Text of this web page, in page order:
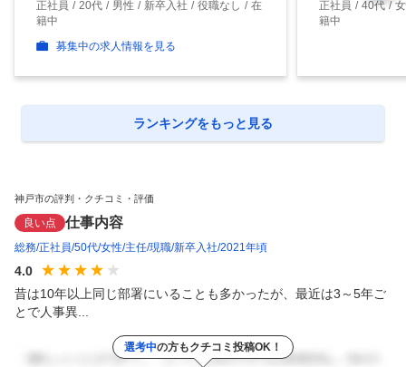
正社員
20代 男性 新卒入社 役職なし
在
籍中
募集中の求人情報を見る
正社員
40代
籍中
ランキングをもっと見る
神戸市の評判・クチコミ・評価
良い点 仕事内容
総務 正社員 50代 女性 主任 現職 新卒入社 2021年頃
4.0
昔は10年以上同じ部署にいることも多かったが、最近は3～5年ご
とで人事異...
選考中の方もクチコミ投稿OK！